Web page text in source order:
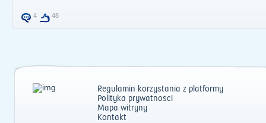
4 48
Regulamin korzystania z platformy
Polityka prywatności
Mapa witryny
Kontakt